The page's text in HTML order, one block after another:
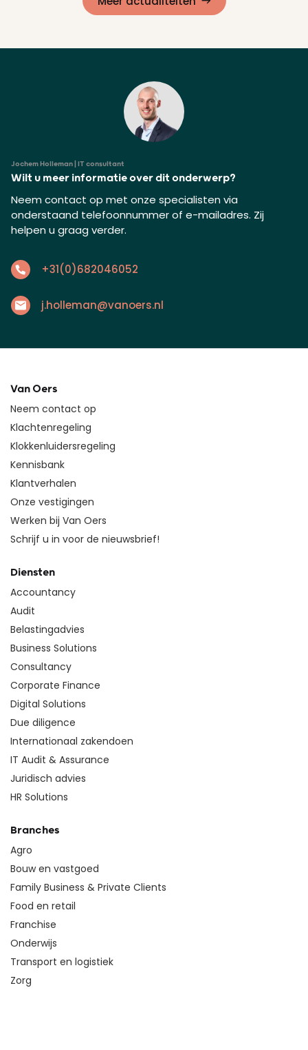
Jochem Holleman | IT consultant
Wilt u meer informatie over dit onderwerp?
Neem contact op met onze specialisten via
onderstaand telefoonnummer of e-mailadres. Zij
helpen u graag verder.
+31(0)682046052
j.holleman@vanoers.nl
Van Oers
Neem contact op
Klachtenregeling
Klokkenluidersregeling
Kennisbank
Klantverhalen
Onze vestigingen
Werken bij Van Oers
Schrijf u in voor de nieuwsbrief!
Diensten
Accountancy
Audit
Belastingadvies
Business Solutions
Consultancy
Corporate Finance
Digital Solutions
Due diligence
Internationaal zakendoen
IT Audit & Assurance
Juridisch advies
HR Solutions
Branches
Agro
Bouw en vastgoed
Family Business & Private Clients
Food en retail
Franchise
Onderwijs
Transport en logistiek
Zorg